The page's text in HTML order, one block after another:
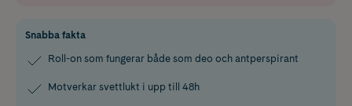
Snabba fakta
Roll-on som fungerar både som deo och antperspirant
Motverkar svettlukt i upp till 48h